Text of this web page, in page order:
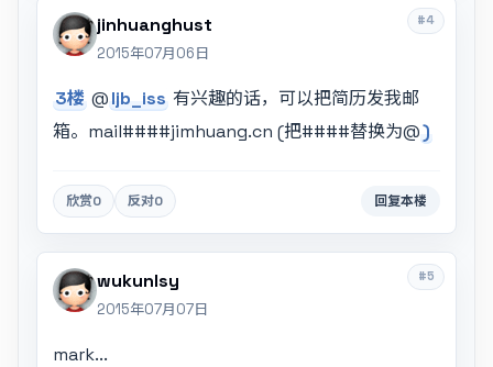
#4
jinhuanghust
2015年07月06日
3楼 @ljb_iss 有兴趣的话，可以把简历发我邮
箱。mail####jimhuang.cn (把####替换为@)
欣赏0 反对0 回复本楼
#5
wukunlsy
2015年07月07日
mark...